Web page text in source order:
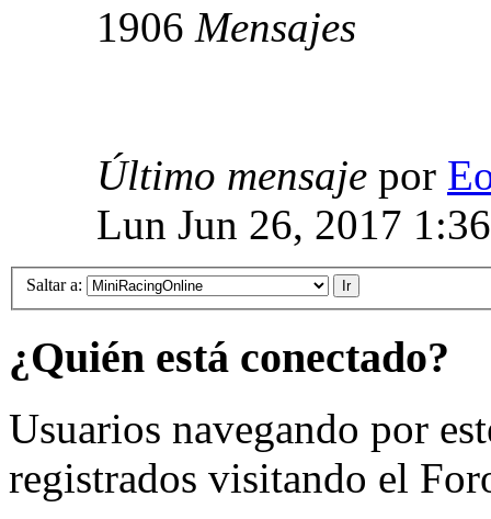
1906 Mensajes
Último mensaje por
Lun Jun 26, 2017
Saltar a:
¿Quién está conectado?
Usuarios navegando por
registrados visitando el